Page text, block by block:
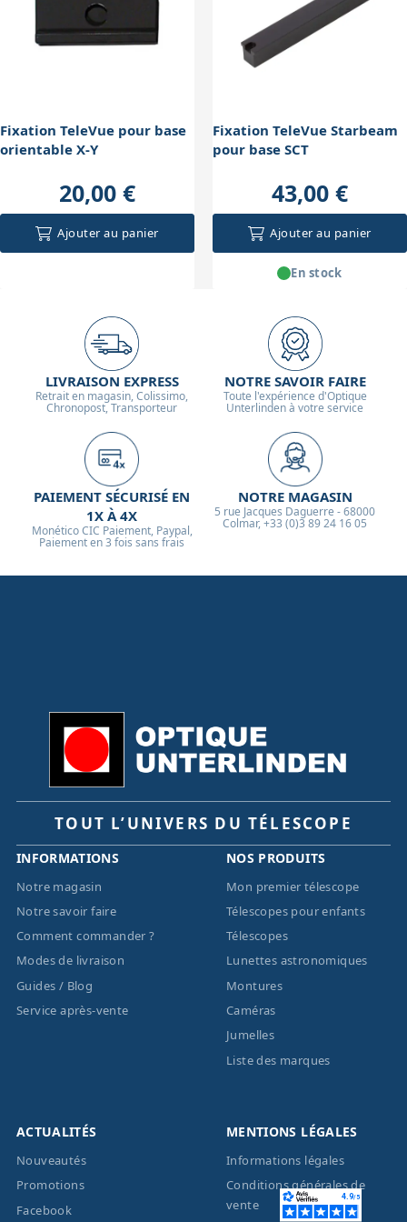
l'instrument. C’est important pour garder la stabilité et
la facilité d’utilisation du SCT.
Fixation TeleVue pour base
orientable X-Y
20,00 €
Ajouter au panier
Fixation TeleVue Starbeam
pour base SCT
43,00 €
Ajouter au panier
En stock
LIVRAISON EXPRESS
Retrait en magasin, Colissimo,
Chronopost, Transporteur
NOTRE SAVOIR FAIRE
Toute l'expérience d'Optique
Unterlinden à votre service
PAIEMENT SÉCURISÉ EN
1X À 4X
Monético CIC Paiement, Paypal,
Paiement en 3 fois sans frais
NOTRE MAGASIN
5 rue Jacques Daguerre - 68000
Colmar, +33 (0)3 89 24 16 05
TOUT L’UNIVERS DU TÉLESCOPE
INFORMATIONS
Notre magasin
Notre savoir faire
Comment commander ?
Modes de livraison
Guides / Blog
Service après-vente
NOS PRODUITS
Mon premier télescope
Télescopes pour enfants
Télescopes
Lunettes astronomiques
Montures
Caméras
Jumelles
Liste des marques
ACTUALITÉS
Nouveautés
Promotions
Facebook
MENTIONS LÉGALES
Informations légales
Conditions générales de
vente